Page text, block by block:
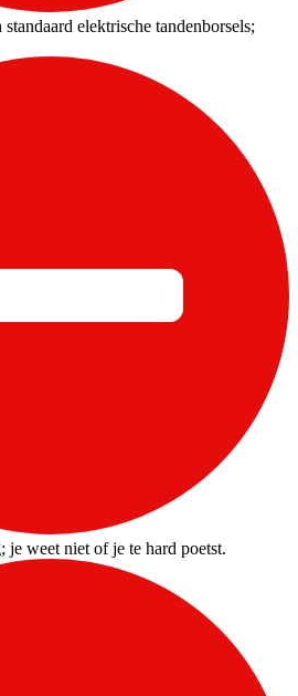
elektrische tandenborsels;
je weet niet of je te hard poetst.